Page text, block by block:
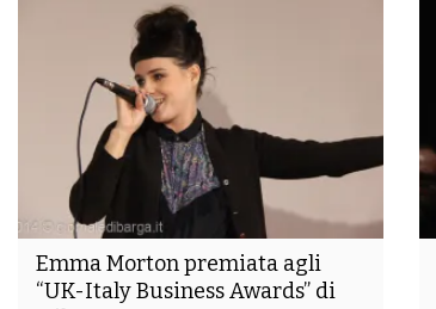
Emma Morton premiata agli
“UK-Italy Business Awards” di